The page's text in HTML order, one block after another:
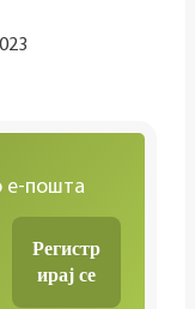
е-пошта